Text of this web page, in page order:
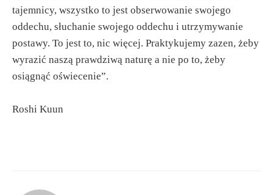
tajemnicy, wszystko to jest obserwowanie swojego
oddechu, słuchanie swojego oddechu i utrzymywanie
postawy. To jest to, nic więcej. Praktykujemy zazen, żeby
wyrazić naszą prawdziwą naturę a nie po to, żeby
osiągnąć oświecenie”.
Roshi Kuun